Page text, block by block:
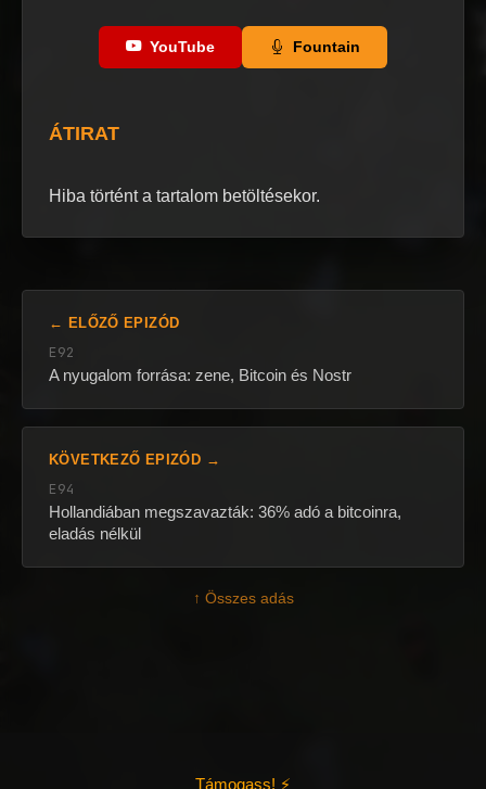
YouTube Fountain
ÁTIRAT
Hiba történt a tartalom betöltésekor.
← ELŐZŐ EPIZÓD
E92
A nyugalom forrása: zene, Bitcoin és Nostr
KÖVETKEZŐ EPIZÓD →
E94
Hollandiában megszavazták: 36% adó a bitcoinra,
eladás nélkül
↑ Összes adás
Támogass! ⚡